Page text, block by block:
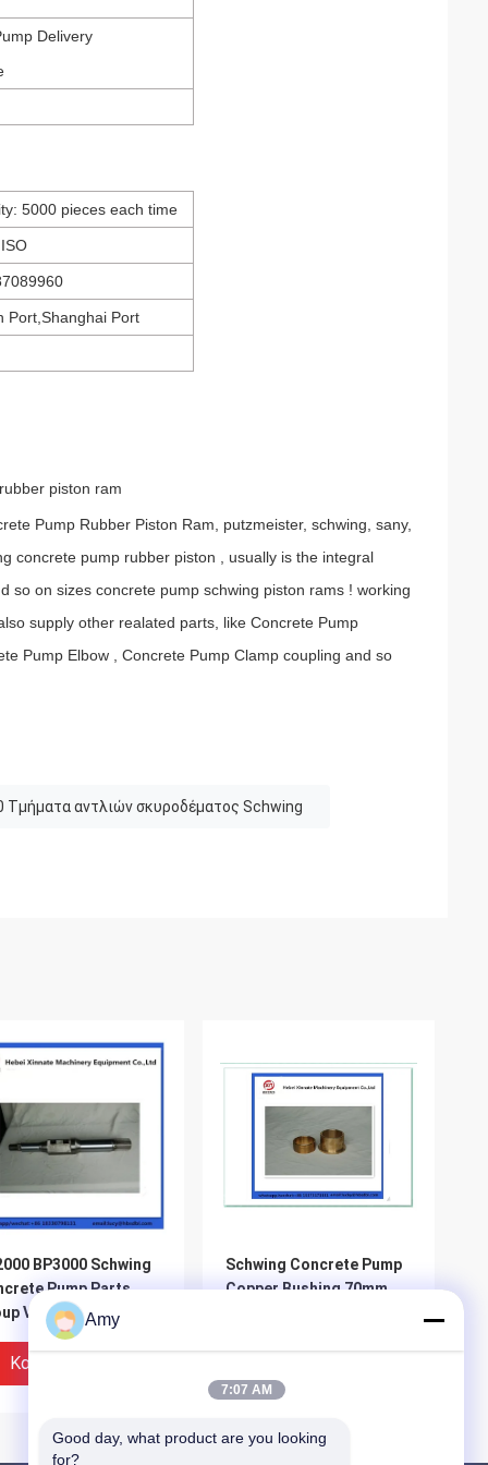
Delivery
5000 pieces each time
Port,Shanghai Port
piston ram
Pump Rubber Piston Ram, putzmeister, schwing, sany,
concrete pump rubber piston , usually is the integral
so on sizes concrete pump schwing piston rams ! working
supply other realated parts, like Concrete Pump
Pump Elbow , Concrete Pump Clamp coupling and so
Τμήματα αντλιών σκυροδέματος Schwing
BP3000 Schwing
Pump Parts
Valve Spindle
Καλύτερη Τιμή
Schwing Concrete Pump
Copper Bushing 70mm
Amy
7:07 AM
Good day, what product are you looking
for?